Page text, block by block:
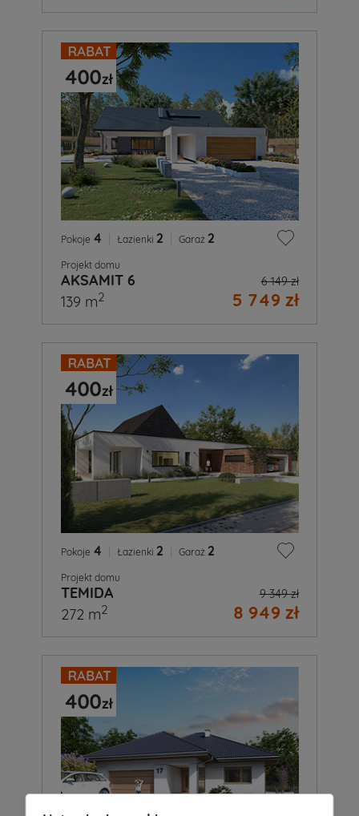
Pokoje 4 Łazienki 2 Garaż 2
Projekt domu
AKSAMIT 6 6 149 zł
5 749 zł
139 m2
Pokoje 4 Łazienki 2 Garaż 2
Projekt domu
TEMIDA 9 349 zł
8 949 zł
272 m2